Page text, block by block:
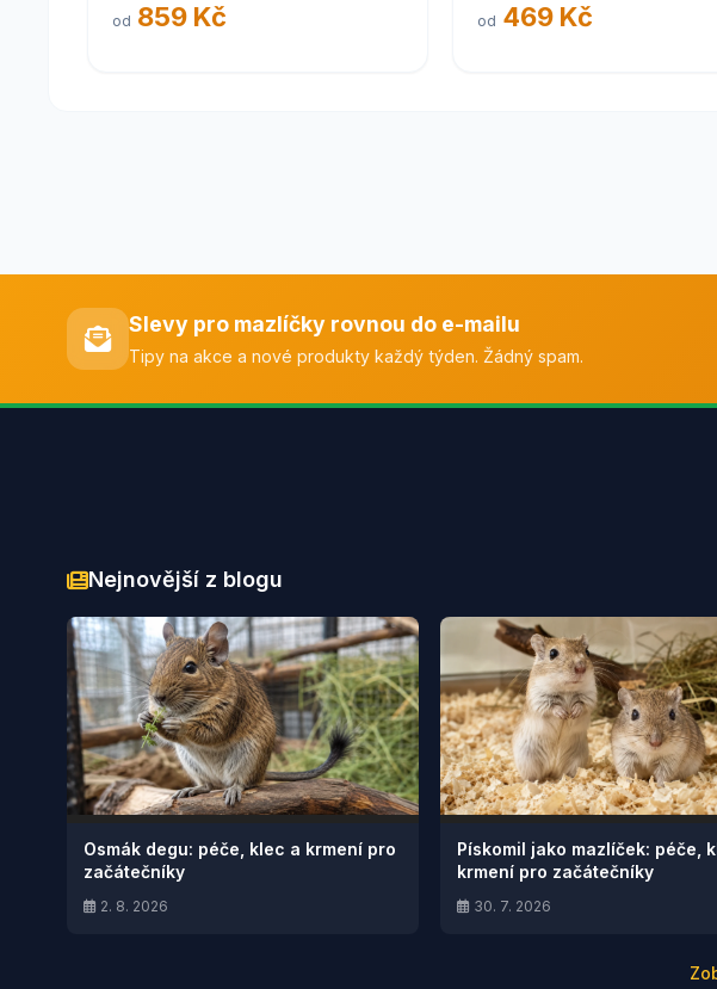
od 859 Kč od 469 Kč
Slevy pro mazlíčky rovnou do e-mailu
Tipy na akce a nové produkty každý týden. Žádný spam.
Nejnovější z blogu
Osmák degu: péče, klec a krmení pro
začátečníky
2. 8. 2026
Pískomil jako mazlíček: péče,
krmení pro začátečníky
30. 7. 2026